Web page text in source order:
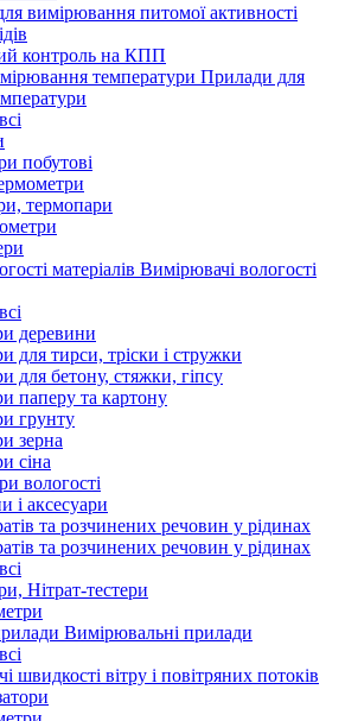
вимірювання питомої активності
контроль на КПП
температури Прилади для
побутові
термопари
матеріалів Вимірювачі вологості
деревини
для тирси, тріски і стружки
для бетону, стяжки, гіпсу
паперу та картону
грунту
зерна
сіна
вологості
і аксесуари
та розчинених речовин у рідинах
та розчинених речовин у рідинах
Нітрат-тестери
Вимірювальні прилади
швидкості вітру і повітряних потоків